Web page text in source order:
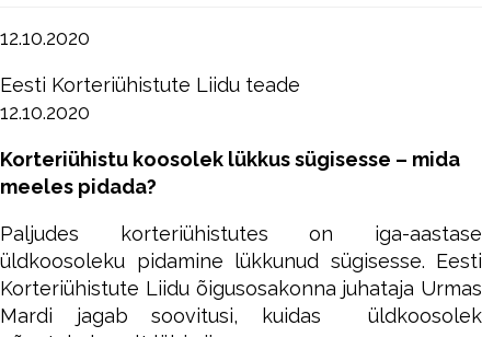
12.10.2020
Eesti Korteriühistute Liidu teade
12.10.2020
Korteriühistu koosolek lükkus sügisesse – mida
meeles pidada?
Paljudes korteriühistutes on iga-aastase
üldkoosoleku pidamine lükkunud sügisesse. Eesti
Korteriühistute Liidu õigusosakonna juhataja Urmas
Mardi jagab soovitusi, kuidas üldkoosolek